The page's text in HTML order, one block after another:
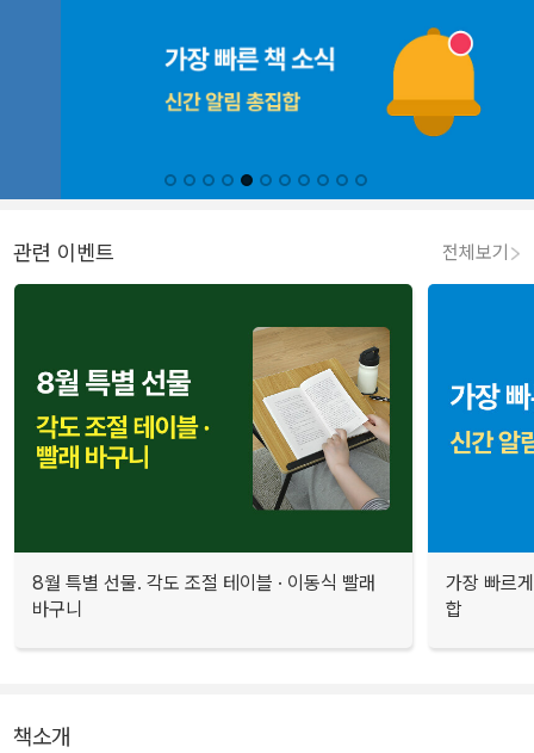
관련 이벤트 전체보기
8월 특별 선물. 각도 조절 테이블 · 이동식 빨래
바구니
가장 빠르
합
책소개